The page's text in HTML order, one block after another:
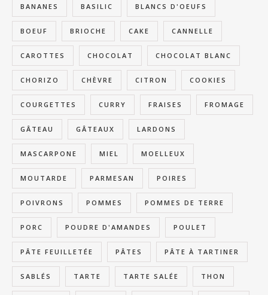
BANANES BASILIC BLANCS D'OEUFS
BOEUF BRIOCHE CAKE CANNELLE
CAROTTES CHOCOLAT CHOCOLAT BLANC
CHORIZO CHÈVRE CITRON COOKIES
COURGETTES CURRY FRAISES FROMAGE
GÂTEAU GÂTEAUX LARDONS
MASCARPONE MIEL MOELLEUX
MOUTARDE PARMESAN POIRES
POIVRONS POMMES POMMES DE TERRE
PORC POUDRE D'AMANDES POULET
PÂTE FEUILLETÉE PÂTES PÂTE À TARTINER
SABLÉS TARTE TARTE SALÉE THON